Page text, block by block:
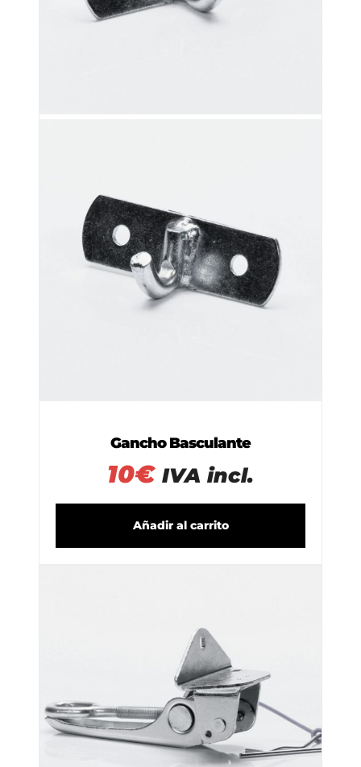
Gancho Basculante
10€ IVA incl.
Añadir al carrito